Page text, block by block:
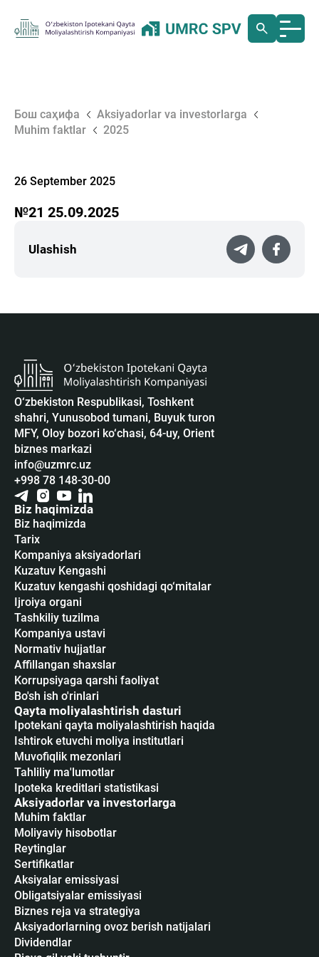
Бош саҳифа
Aksiyadorlar va investorlarga
Muhim faktlar
2025
26 September 2025
№21 25.09.2025
Ulashish
O‘zbekiston Respublikasi, Toshkent
shahri, Yunusobod tumani, Buyuk turon
MFY, Oloy bozori ko‘chasi, 64-uy, Orient
biznes markazi
info@uzmrc.uz
+998 78 148-30-00
Biz haqimizda
Biz haqimizda
Tarix
Kompaniya aksiyadorlari
Kuzatuv Kengashi
Kuzatuv kengashi qoshidagi qo‘mitalar
Ijroiya organi
Tashkiliy tuzilma
Kompaniya ustavi
Normativ hujjatlar
Affillangan shaxslar
Korrupsiyaga qarshi faoliyat
Bo'sh ish o'rinlari
Qayta moliyalashtirish dasturi
Ipotekani qayta moliyalashtirish haqida
Ishtirok etuvchi moliya institutlari
Muvofiqlik mezonlari
Tahliliy ma'lumotlar
Ipoteka kreditlari statistikasi
Aksiyadorlar va investorlarga
Muhim faktlar
Moliyaviy hisobotlar
Reytinglar
Sertifikatlar
Аksiyalar emissiyasi
Obligatsiyalar emissiyasi
Biznes reja va strategiya
Aksiyadorlarning ovoz berish natijalari
Dividendlar